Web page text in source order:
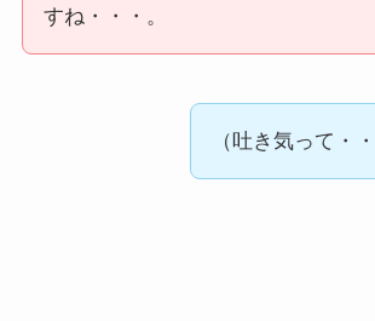
すね・・・。
（吐き気って・・